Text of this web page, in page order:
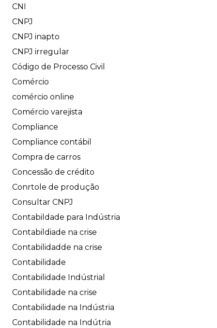
CNI
CNPJ
CNPJ inapto
CNPJ irregular
Código de Processo Civil
Comércio
comércio online
Comércio varejista
Compliance
Compliance contábil
Compra de carros
Concessão de crédito
Conrtole de produção
Consultar CNPJ
Contabildade para Indústria
Contabildiade na crise
Contabilidadde na crise
Contabilidade
Contabilidade Indústrial
Contabilidade na crise
Contabilidade na Indústria
Contabilidade na Indútria